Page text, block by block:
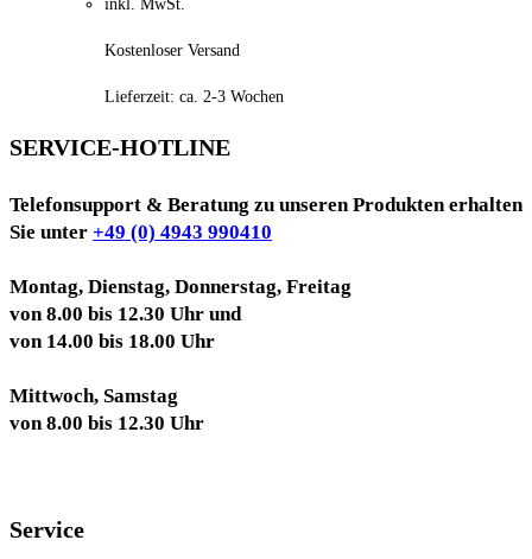
inkl. MwSt.
Kostenloser Versand
Lieferzeit: ca. 2-3 Wochen
SERVICE-HOTLINE
Telefonsupport & Beratung zu unseren Produkten erhalten
Sie unter +49 (0) 4943 990410
Montag, Dienstag, Donnerstag, Freitag
von 8.00 bis 12.30 Uhr und
von 14.00 bis 18.00 Uhr
Mittwoch, Samstag
von 8.00 bis 12.30 Uhr
Service